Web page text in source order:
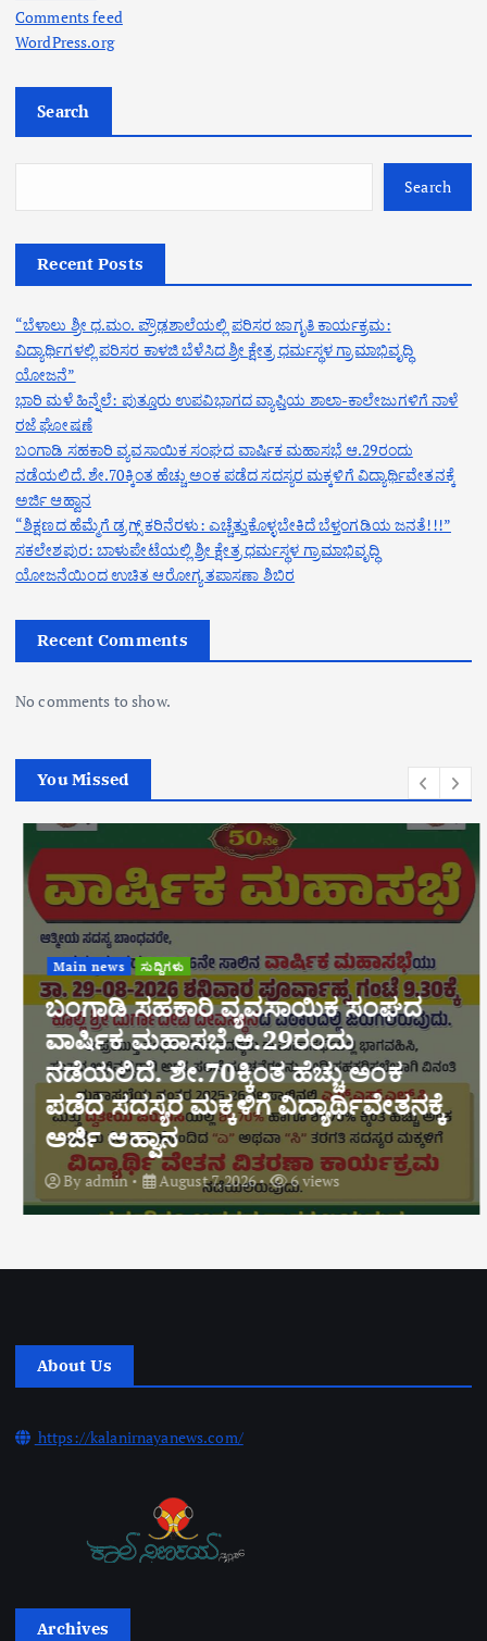
Comments feed
WordPress.org
Search
Search
Recent Posts
“ಬೆಳಾಲು ಶ್ರೀ ಧ.ಮಂ. ಪ್ರೌಢಶಾಲೆಯಲ್ಲಿ ಪರಿಸರ ಜಾಗೃತಿ ಕಾರ್ಯಕ್ರಮ:
ವಿದ್ಯಾರ್ಥಿಗಳಲ್ಲಿ ಪರಿಸರ ಕಾಳಜಿ ಬೆಳೆಸಿದ ಶ್ರೀ ಕ್ಷೇತ್ರ ಧರ್ಮಸ್ಥಳ ಗ್ರಾಮಾಭಿವೃದ್ಧಿ
ಯೋಜನೆ”
ಭಾರಿ ಮಳೆ ಹಿನ್ನೆಲೆ: ಪುತ್ತೂರು ಉಪವಿಭಾಗದ ವ್ಯಾಪ್ತಿಯ ಶಾಲಾ-ಕಾಲೇಜುಗಳಿಗೆ ನಾಳೆ
ರಜೆ ಘೋಷಣೆ
ಬಂಗಾಡಿ ಸಹಕಾರಿ ವ್ಯವಸಾಯಿಕ ಸಂಘದ ವಾರ್ಷಿಕ ಮಹಾಸಭೆ ಆ.29ರಂದು
ನಡೆಯಲಿದೆ. ಶೇ.70ಕ್ಕಿಂತ ಹೆಚ್ಚು ಅಂಕ ಪಡೆದ ಸದಸ್ಯರ ಮಕ್ಕಳಿಗೆ ವಿದ್ಯಾರ್ಥಿವೇತನಕ್ಕೆ
ಅರ್ಜಿ ಆಹ್ವಾನ
“ಶಿಕ್ಷಣದ ಹೆಮ್ಮೆಗೆ ಡ್ರಗ್ಸ್ ಕರಿನೆರಳು: ಎಚ್ಚೆತ್ತುಕೊಳ್ಳಬೇಕಿದೆ ಬೆಳ್ತಂಗಡಿಯ ಜನತೆ!!!”
ಸಕಲೇಶಪುರ: ಬಾಳುಪೇಟೆಯಲ್ಲಿ ಶ್ರೀ ಕ್ಷೇತ್ರ ಧರ್ಮಸ್ಥಳ ಗ್ರಾಮಾಭಿವೃದ್ಧಿ
ಯೋಜನೆಯಿಂದ ಉಚಿತ ಆರೋಗ್ಯ ತಪಾಸಣಾ ಶಿಬಿರ
Recent Comments
No comments to show.
You Missed
Main news ಸುದ್ದಿಗಳು
ಬಂಗಾಡಿ ಸಹಕಾರಿ ವ್ಯವಸಾಯಿಕ ಸಂಘದ
ವಾರ್ಷಿಕ ಮಹಾಸಭೆ ಆ.29ರಂದು
ನಡೆಯಲಿದೆ. ಶೇ.70ಕ್ಕಿಂತ ಹೆಚ್ಚು ಅಂಕ
ಪಡೆದ ಸದಸ್ಯರ ಮಕ್ಕಳಿಗೆ ವಿದ್ಯಾರ್ಥಿವೇತನಕ್ಕೆ
ಅರ್ಜಿ ಆಹ್ವಾನ
Byadmin August 7, 2026 6 views
About Us
https://kalanirnayanews.com/
Archives